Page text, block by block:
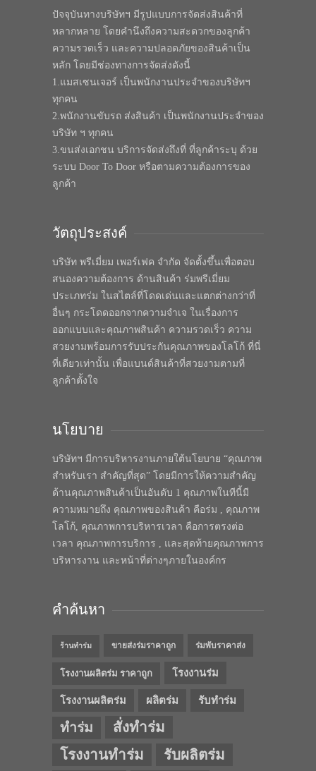
ปัจจุบันทางบริษัทฯ มีรูปแบบการจัดส่งสินค้าที่
หลากหลาย โดยคำนึงถึงความสะดวกของลูกค้า
ความรวดเร็ว และความปลอดภัยของสินค้าเป็น
หลัก โดยมีช่องทางการจัดส่งดังนี้
1.แมสเซนเจอร์ เป็นพนักงานประจำของบริษัทฯ
ทุกคน
2.พนักงานขับรถ ส่งสินค้า เป็นพนักงานประจำของ
บริษัท ฯ ทุกคน
3.ขนส่งเอกชน บริการจัดส่งถึงที่ ที่ลูกค้าระบุ ด้วย
ระบบ Door To Door หรือตามความต้องการของ
ลูกค้า
วัตถุประสงค์
บริษัท พรีเมี่ยม เพอร์เฟค จำกัด จัดตั้งขึ้นเพื่อตอบ
สนองความต้องการ ด้านสินค้า ร่มพรีเมี่ยม
ประเภทร่ม ในสไตล์ที่โดดเด่นและแตกต่างกว่าที่
อื่นๆ กระโดดออกจากความจำเจ ในเรื่องการ
ออกแบบและคุณภาพสินค้า ความรวดเร็ว ความ
สวยงามพร้อมการรับประกันคุณภาพของโลโก้ ที่นี่
ที่เดียวเท่านั้น เพื่อแบนด์สินค้าที่สวยงามตามที่
ลูกค้าตั้งใจ
นโยบาย
บริษัทฯ มีการบริหารงานภายใต้นโยบาย “คุณภาพ
สำหรับเรา สำคัญที่สุด” โดยมีการให้ความสำคัญ
ด้านคุณภาพสินค้าเป็นอันดับ 1 คุณภาพในทีนี้มี
ความหมายถึง คุณภาพของสินค้า คือร่ม , คุณภาพ
โลโก้, คุณภาพการบริหารเวลา คือการตรงต่อ
เวลา คุณภาพการบริการ , และสุดท้ายคุณภาพการ
บริหารงาน และหน้าที่ต่างๆภายในองค์กร
คำค้นหา
ร้านทำร่ม ขายส่งร่มราคาถูก ร่มพับราคาส่ง
โรงงานผลิตร่ม ราคาถูก โรงงานร่ม
โรงงานผลิตร่ม ผลิตร่ม รับทำร่ม
ทำร่ม
สั่งทำร่ม
โรงงานทำร่ม
รับผลิตร่ม